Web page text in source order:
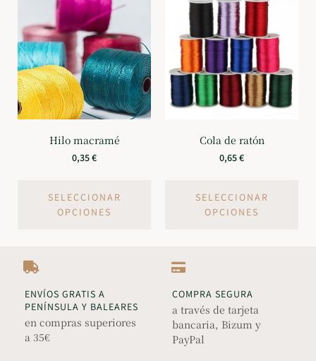
Hilo macramé
0,35€
SELECCIONAR
OPCIONES
Cola de ratón
0,65€
SELECCIONAR
OPCIONES
ENVÍOS GRATIS A
PENÍNSULA Y BALEARES
en compras superiores
a 35€
COMPRA SEGURA
a través de tarjeta
bancaria, Bizum y
PayPal